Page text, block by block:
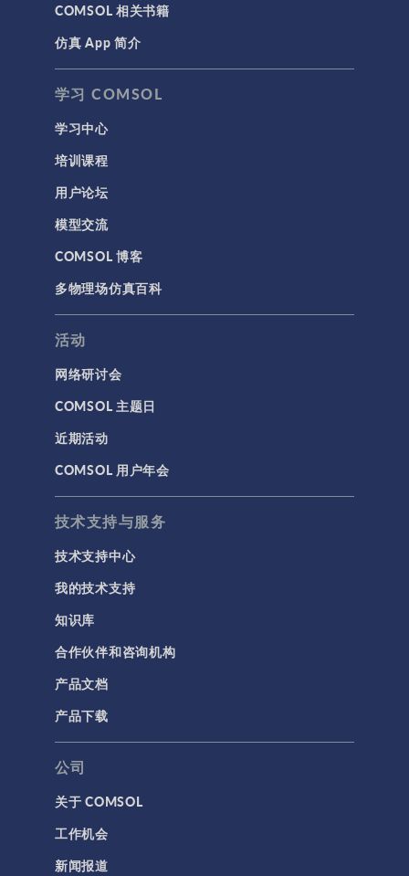
COMSOL 相关书籍
仿真 App 简介
学习 COMSOL
学习中心
培训课程
用户论坛
模型交流
COMSOL 博客
多物理场仿真百科
活动
网络研讨会
COMSOL 主题日
近期活动
COMSOL 用户年会
技术支持与服务
技术支持中心
我的技术支持
知识库
合作伙伴和咨询机构
产品文档
产品下载
公司
关于 COMSOL
工作机会
新闻报道